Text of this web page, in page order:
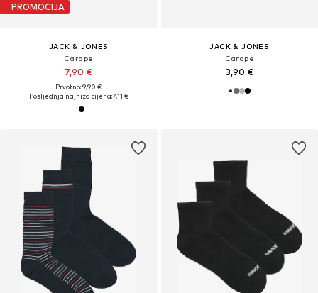
PROMOCIJA
JACK & JONES
Čarape
7,90 €
Prvotno: 9,90 €
Posljednja najniža cijena:7,11 €
JACK & JONES
Čarape
3,90 €